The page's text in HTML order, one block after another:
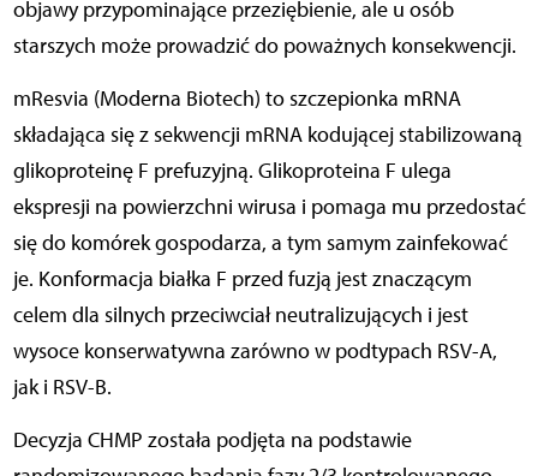
objawy przypominające przeziębienie, ale u osób
starszych może prowadzić do poważnych konsekwencji.
mResvia (Moderna Biotech) to szczepionka mRNA
składająca się z sekwencji mRNA kodującej stabilizowaną
glikoproteinę F prefuzyjną. Glikoproteina F ulega
ekspresji na powierzchni wirusa i pomaga mu przedostać
się do komórek gospodarza, a tym samym zainfekować
je. Konformacja białka F przed fuzją jest znaczącym
celem dla silnych przeciwciał neutralizujących i jest
wysoce konserwatywna zarówno w podtypach RSV-A,
jak i RSV-B.
Decyzja CHMP została podjęta na podstawie